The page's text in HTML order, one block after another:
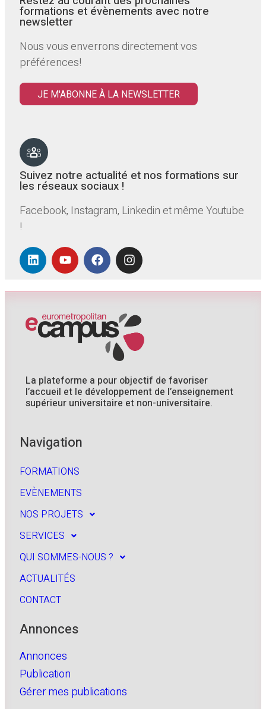
formations et évènements avec notre
newsletter
Nous vous enverrons directement vos
préférences!
JE M'ABONNE À LA NEWSLETTER
Suivez notre actualité et nos formations sur
les réseaux sociaux !
Facebook, Instagram, Linkedin et même Youtube
!
La plateforme a pour objectif de favoriser
l’accueil et le développement de l’enseignement
supérieur universitaire et non-universitaire.
Navigation
FORMATIONS
EVÈNEMENTS
NOS PROJETS
SERVICES
QUI SOMMES-NOUS ?
ACTUALITÉS
CONTACT
Annonces
Annonces
Publication
Gérer mes publications